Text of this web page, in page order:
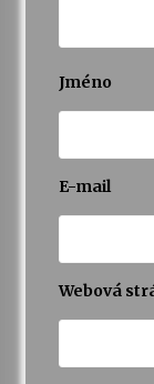
Jméno
E-mail
Webová